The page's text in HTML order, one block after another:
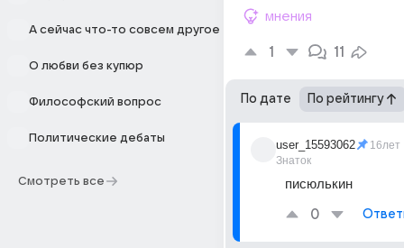
А сейчас что-то совсем другое
О любви без купюр
Философский вопрос
Политические дебаты
Смотреть все
мнения
1 11
По дате По рейтингу
user_15593062
Знаток
16лет
писюлькин
0